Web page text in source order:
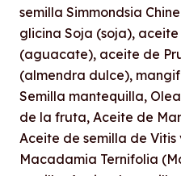
semilla Simmondsia
glicina Soja (soja),
(aguacate), aceite de
(almendra dulce),
Semilla mantequilla,
de la fruta, Aceite de
Aceite de semilla de
Macadamia Ternifolia